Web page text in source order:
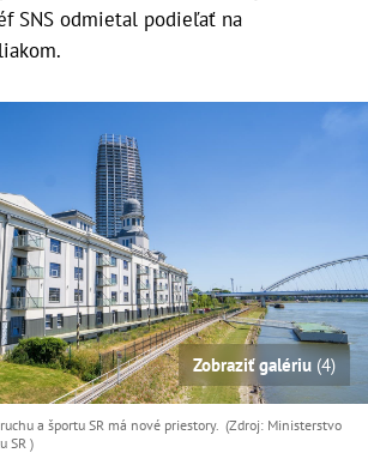
SNS odmietal podieľať na
Zobraziť galériu (4)
a športu SR má nové priestory. (Zdroj: Ministerstvo
SR )